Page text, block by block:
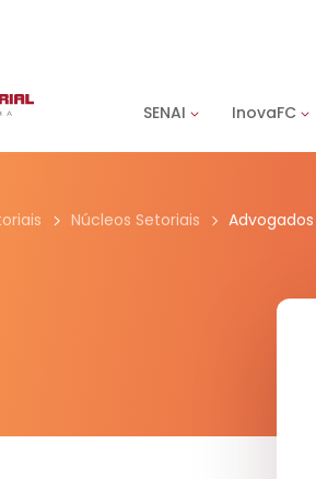
SENAI InovaFC
Núcleos Setoriais Advogados